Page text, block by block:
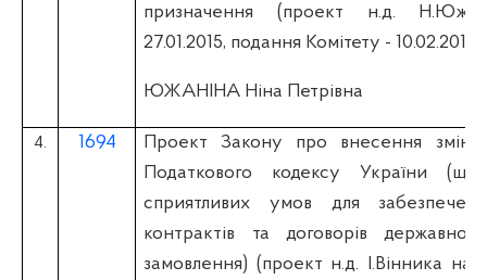
призначення (проект н.д.
27.01.2015, подання Комітету - 10.02.2015)
ЮЖАНІНА Ніна Петрівна
4. 1694
Проект Закону про внесення змін
Податкового кодексу України
сприятливих умов для
контрактів та договорів
замовлення) (проект н.д. І.Вінника